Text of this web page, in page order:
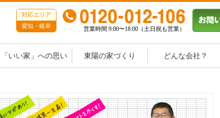
対応エリア
愛知・岐阜
営業時間 9:00〜18:00（土日祝も営業）
「いい家」への思い 東陽の家づくり どんな会社？